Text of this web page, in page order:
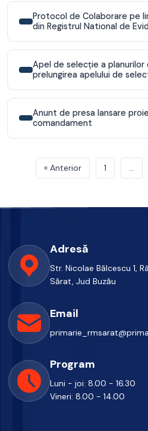
Protocol de Colaborare pe
din Registrul National de
Apel de selecție a
prelungirea apelului de
Anunt de presa lansare
comandament
« Anterior 1 …
Adresă
Str. Nicolae Bălcescu 1,
Sărat, Jud Buzău
Email
Program
Luni - joi: 8.00 - 16.30
Vineri: 8.00 - 14.00